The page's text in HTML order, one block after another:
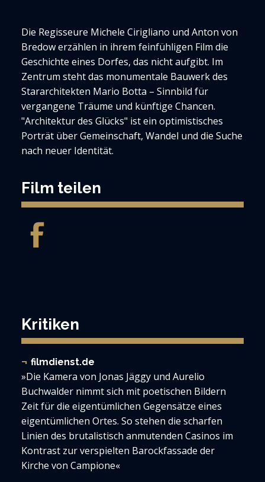
Die Regisseure Michele Cirigliano und Anton von
Bredow erzählen in ihrem feinfühligen Film die
Geschichte eines Dorfes, das nicht aufgibt. Im
Zentrum steht das monumentale Bauwerk des
Stararchitekten Mario Botta – Sinnbild für
vergangene Träume und künftige Chancen.
"Architektur des Glücks" ist ein optimistisches
Porträt über Gemeinschaft, Wandel und die Suche
nach neuer Identität.
Film teilen
Kritiken
filmdienst.de
»Die Kamera von Jonas Jäggy und Aurelio
Buchwalder nimmt sich mit poetischen Bildern
Zeit für die eigentümlichen Gegensätze eines
eigentümlichen Ortes. So stehen die scharfen
Linien des brutalistisch anmutenden Casinos im
Kontrast zur verspielten Barockfassade der
Kirche von Campione«